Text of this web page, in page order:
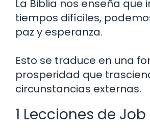
La Biblia nos enseña que
tiempos difíciles,
paz y esperanza.
Esto se traduce en una
prosperidad que
circunstancias externas.
1 Lecciones de Job